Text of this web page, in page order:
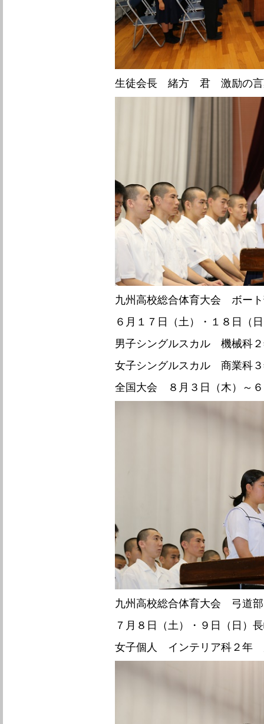
生徒会長 緒方 君 激励の言
九州高校総合体育大会 ボー
６月１７日（土）・１８日（
男子シングルスカル 機械
女子シングルスカル 商業科
全国大会 ８月３日（木）～
九州高校総合体育大会 弓道部
７月８日（土）・９日（日）
女子個人 インテリア科２